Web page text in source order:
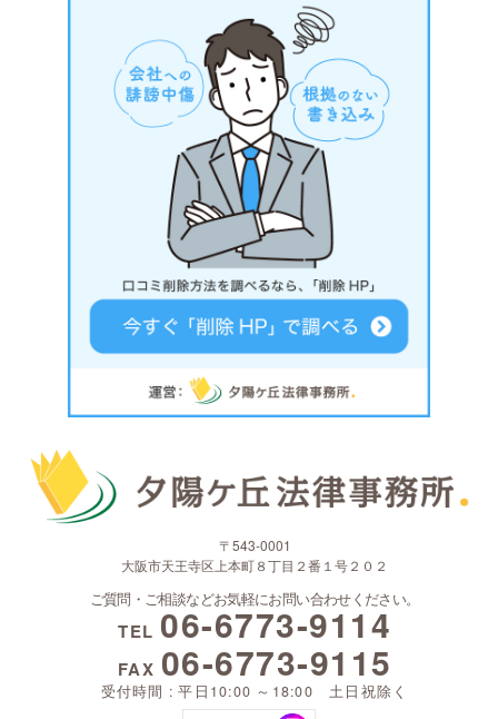
〒543-0001
大阪市天王寺区上本町８丁目２番１号２０２
ご質問・ご相談などお気軽にお問い合わせください。
TEL 06-6773-9114
FAX 06-6773-9115
受付時間 : 平日10:00 ～18:00 土日祝除く